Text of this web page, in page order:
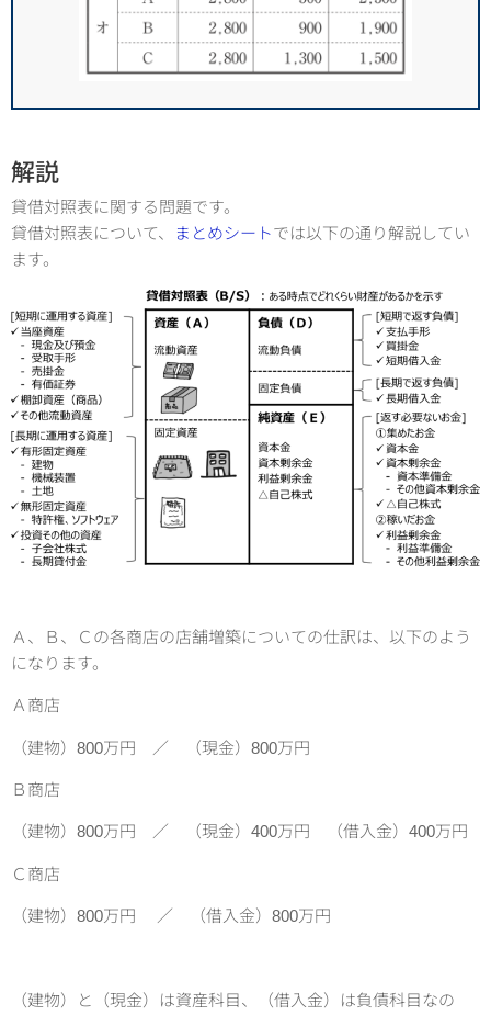
解説
貸借対照表に関する問題です。
貸借対照表について、
まとめシートでは以下の通り解説してい
ます。
Ａ、Ｂ、Ｃの各商店の店舗増築についての仕訳は、以下のよう
になります。
Ａ商店
（建物）800万円 ／ （現金）800万円
Ｂ商店
（建物）800万円 ／ （現金）400万円 （借入金）400万円
Ｃ商店
（建物）800万円 ／ （借入金）800万円
（建物）と（現金）は資産科目、（借入金）は負債科目なの